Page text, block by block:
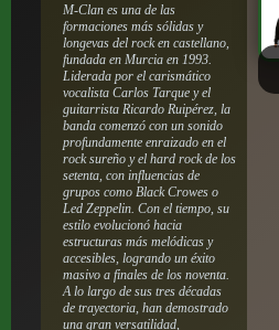
M-Clan es una de las
formaciones más sólidas y
longevas del rock en castellano,
fundada en Murcia en 1993.
Liderada por el carismático
vocalista Carlos Tarque y el
guitarrista Ricardo Ruipérez, la
banda comenzó con un sonido
profundamente enraizado en el
rock sureño y el hard rock de los
setenta, con influencias de
grupos como Black Crowes o
Led Zeppelin. Con el tiempo, su
estilo evolucionó hacia
estructuras más melódicas y
accesibles, logrando un éxito
masivo a finales de los noventa.
A lo largo de sus tres décadas
de trayectoria, han demostrado
una gran versatilidad,